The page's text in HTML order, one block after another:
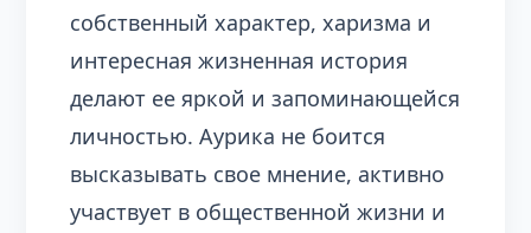
собственный характер, харизма и
интересная жизненная история
делают ее яркой и запоминающейся
личностью. Аурика не боится
высказывать свое мнение, активно
участвует в общественной жизни и